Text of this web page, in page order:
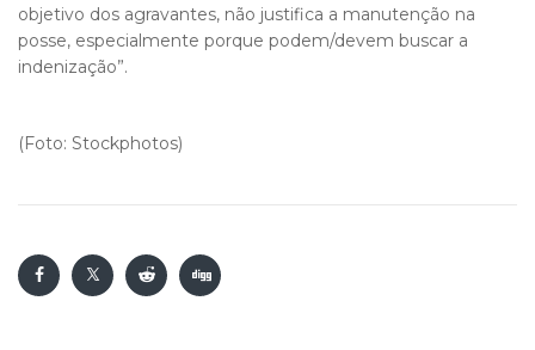
objetivo dos agravantes, não justifica a manutenção na
posse, especialmente porque podem/devem buscar a
indenização”.
(Foto: Stockphotos)